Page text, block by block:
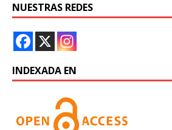
NUESTRAS REDES
INDEXADA EN